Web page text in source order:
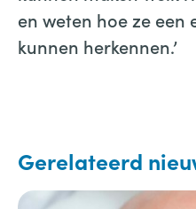
en weten hoe ze
kunnen herkennen.’
Gerelateerd